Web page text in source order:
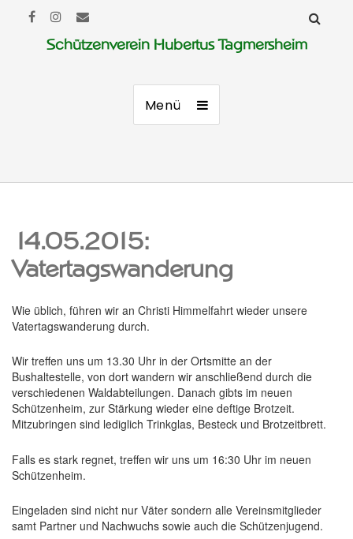
Schützenverein Hubertus Tagmersheim
Menü
14.05.2015:
Vatertagswanderung
Wie üblich, führen wir an Christi Himmelfahrt wieder unsere
Vatertagswanderung durch.
Wir treffen uns um 13.30 Uhr in der Ortsmitte an der
Bushaltestelle, von dort wandern wir anschließend durch die
verschiedenen Waldabteilungen. Danach gibts im neuen
Schützenheim, zur Stärkung wieder eine deftige Brotzeit.
Mitzubringen sind lediglich Trinkglas, Besteck und Brotzeitbrett.
Falls es stark regnet, treffen wir uns um 16:30 Uhr im neuen
Schützenheim.
Eingeladen sind nicht nur Väter sondern alle Vereinsmitglieder
samt Partner und Nachwuchs sowie auch die Schützenjugend.